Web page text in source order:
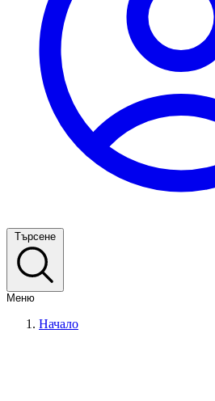
Търсене
Меню
Начало